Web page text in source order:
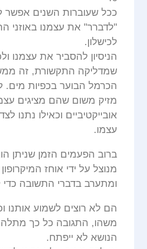
ככל שעוברות השנים אפשר
"לדברר" את עצמנו באוזני
לכישלון.
הניסיון להסביר את עצמנו
שמדליקה התקשורת, זה
הכרמל הבוער בכפיות מים.
מזיק משום שהם מציגים
אובייקטיביים וכאילו נתנו
עצמו.
ברוב הפעמים הזמן שניתן
מנוצל על ידי אוחז
ומתערב בדברי התשובה כדי
הם לא רוצים לשמוע אותנו
משהו, התגובה כל כך
הנושא לא ייפתח.